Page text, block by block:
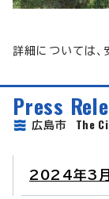
詳細については、
Press
広島市 The
2024年3